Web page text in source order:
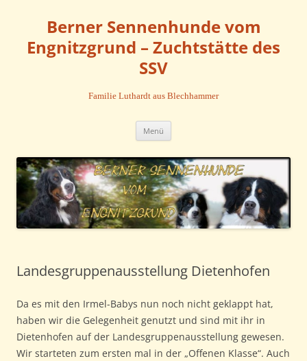
springenBerner Sennenhunde vom
Engnitzgrund – Zuchtstätte des
SSV
Familie Luthardt aus Blechhammer
Menü
Landesgruppenausstellung Dietenhofen
Da es mit den Irmel-Babys nun noch nicht geklappt hat,
haben wir die Gelegenheit genutzt und sind mit ihr in
Dietenhofen auf der Landesgruppenausstellung gewesen.
Wir starteten zum ersten mal in der „Offenen Klasse“. Auch